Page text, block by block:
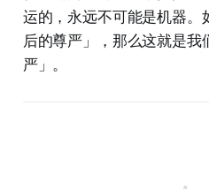
运的，永远不可能是机器。
后的尊严」，那么这就是我
严」。